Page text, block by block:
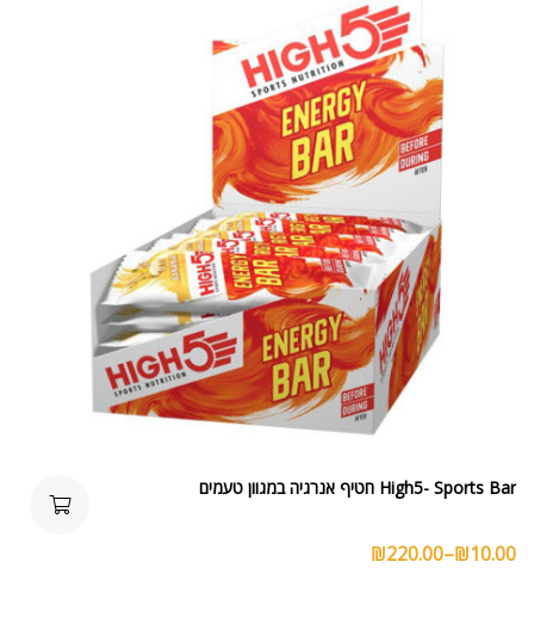
High5- Sports Bar חטיף אנרגיה במגוון טעמים
₪10.00
–
₪220.00